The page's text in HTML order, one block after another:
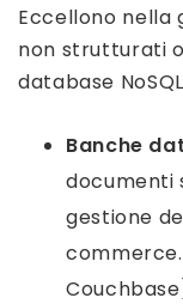
Eccellono nella
non strutturati
database
Banche
documenti
gestione